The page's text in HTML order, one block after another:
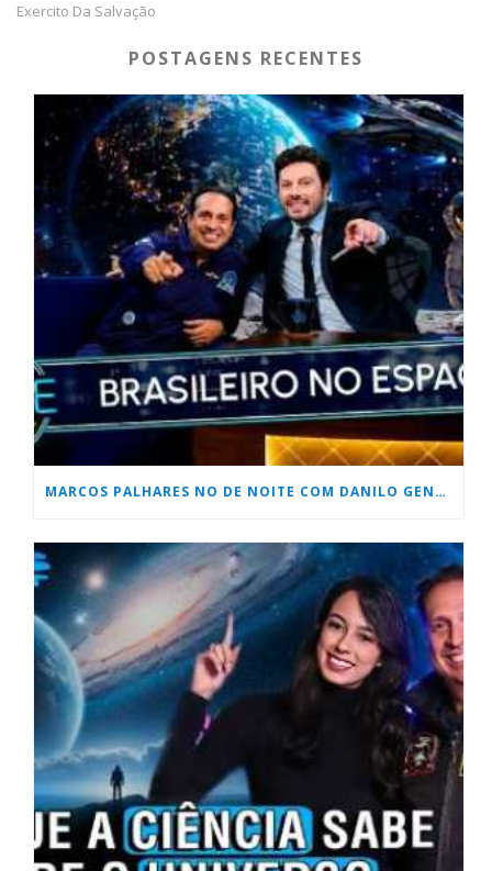
Exercito Da Salvação
POSTAGENS RECENTES
MARCOS PALHARES NO DE NOITE COM DANILO GENTILLI DO SBT